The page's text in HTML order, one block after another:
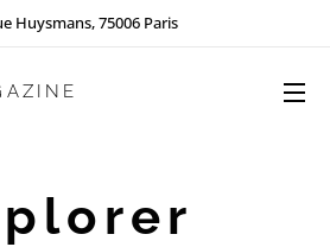
Huysmans, 75006 Paris